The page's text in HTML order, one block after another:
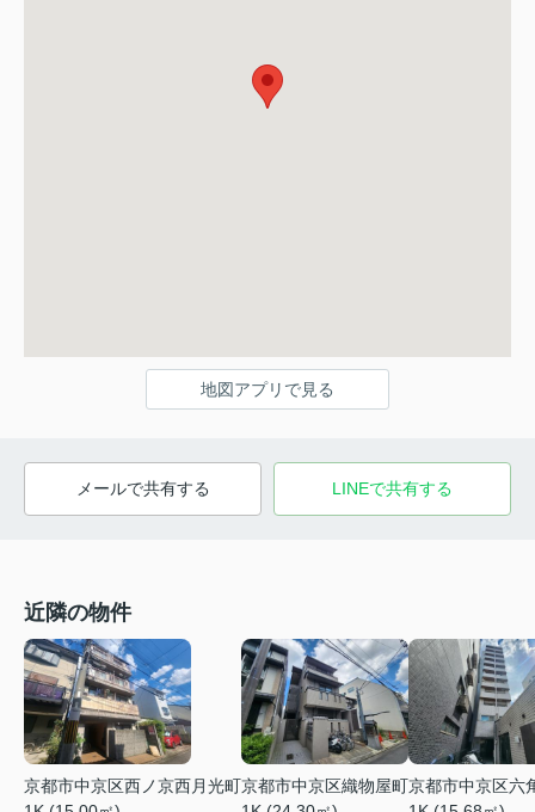
地図アプリで見る
メールで共有する LINEで共有する
近隣の物件
京都市中京区西ノ京西月光町京都市中京区織物屋町京都市中京区六